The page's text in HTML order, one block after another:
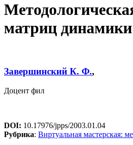
матриц динамики
Завершинский К. Ф.,
Доцент фил
DOI: 10.17976/jpps/2003.01.04
Рубрика: Виртуальная мастерская: